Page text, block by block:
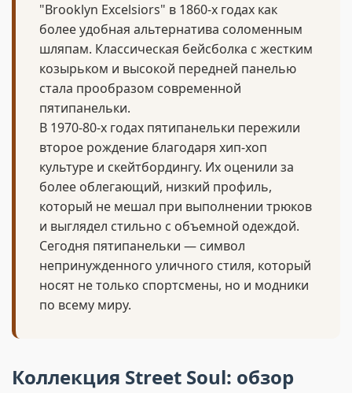
"Brooklyn Excelsiors" в 1860-х годах как
более удобная альтернатива соломенным
шляпам. Классическая бейсболка с жестким
козырьком и высокой передней панелью
стала прообразом современной
пятипанельки.
В 1970-80-х годах пятипанельки пережили
второе рождение благодаря хип-хоп
культуре и скейтбордингу. Их оценили за
более облегающий, низкий профиль,
который не мешал при выполнении трюков
и выглядел стильно с объемной одеждой.
Сегодня пятипанельки — символ
непринужденного уличного стиля, который
носят не только спортсмены, но и модники
по всему миру.
Коллекция Street Soul: обзор